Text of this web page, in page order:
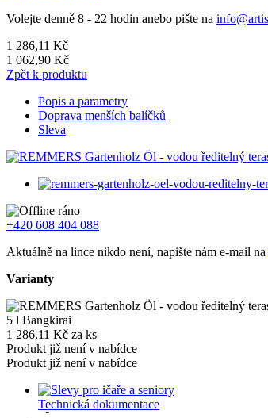
Volejte denně 8 - 22 hodin anebo pište na
1 286,11 Kč
1 062,90 Kč
Zpět k produktu
Popis a parametry
Doprava menších balíčků
Sleva
+420 608 404 088
Aktuálně na lince nikdo není, napište nám e-mail na
Varianty
5 l Bangkirai
1 286,11 Kč za ks
Produkt již není v nabídce
Produkt již není v nabídce
Technická dokumentace